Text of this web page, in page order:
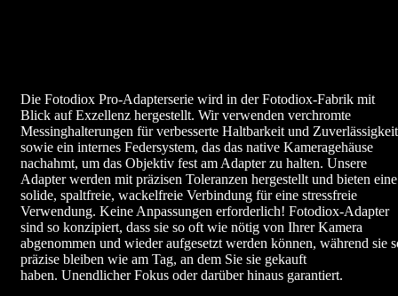
Die Fotodiox Pro-Adapterserie wird in der Fotodiox-Fabrik mit
Blick auf Exzellenz hergestellt. Wir verwenden verchromte
Messinghalterungen für verbesserte Haltbarkeit und Zuverlässigkeit
sowie ein internes Federsystem, das das native Kameragehäuse
nachahmt, um das Objektiv fest am Adapter zu halten. Unsere
Adapter werden mit präzisen Toleranzen hergestellt und bieten eine
solide, spaltfreie, wackelfreie Verbindung für eine stressfreie
Verwendung. Keine Anpassungen erforderlich! Fotodiox-Adapter
sind so konzipiert, dass sie so oft wie nötig von Ihrer Kamera
abgenommen und wieder aufgesetzt werden können, während sie
präzise bleiben wie am Tag, an dem Sie sie gekauft
haben. Unendlicher Fokus oder darüber hinaus garantiert.